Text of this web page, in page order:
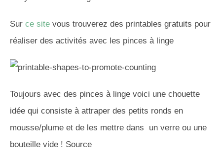
Sur ce site vous trouverez des printables gratuits pour
réaliser des activités avec les pinces à linge
Toujours avec des pinces à linge voici une chouette
idée qui consiste à attraper des petits ronds en
mousse/plume et de les mettre dans un verre ou une
bouteille vide ! Source